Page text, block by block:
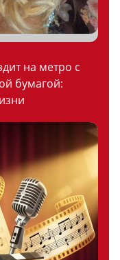
на метро с
бумагой: